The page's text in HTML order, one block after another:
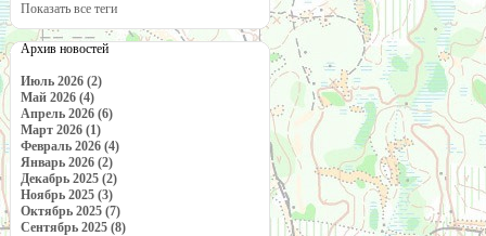
Показать все теги
Архив новостей
Июль 2026 (2)
Май 2026 (4)
Апрель 2026 (6)
Март 2026 (1)
Февраль 2026 (4)
Январь 2026 (2)
Декабрь 2025 (2)
Ноябрь 2025 (3)
Октябрь 2025 (7)
Сентябрь 2025 (8)